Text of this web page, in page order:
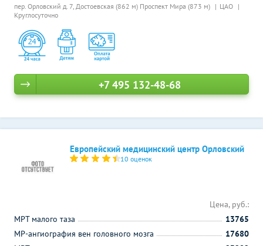
пер. Орловский д. 7, Достоевская (862 м) Проспект Мира (873 м)
ЦАО
Круглосуточно
+7 495 132-48-68
Европейский медицинский центр Орловский
10 оценок
Цена, руб.:
МРТ малого таза
13765
МР-ангиография вен головного мозга
17680